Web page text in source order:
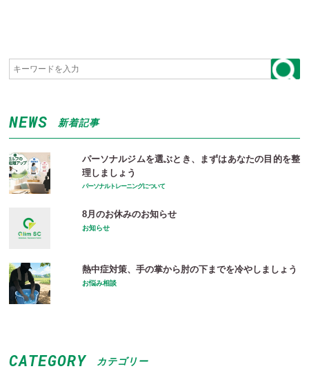
NEWS 新着記事
パーソナルジムを選ぶとき、まずはあなたの目的を整
理しましょう
パーソナルトレーニングについて
8月のお休みのお知らせ
お知らせ
熱中症対策、手の掌から肘の下までを冷やしましょう
お悩み相談
CATEGORY カテゴリー